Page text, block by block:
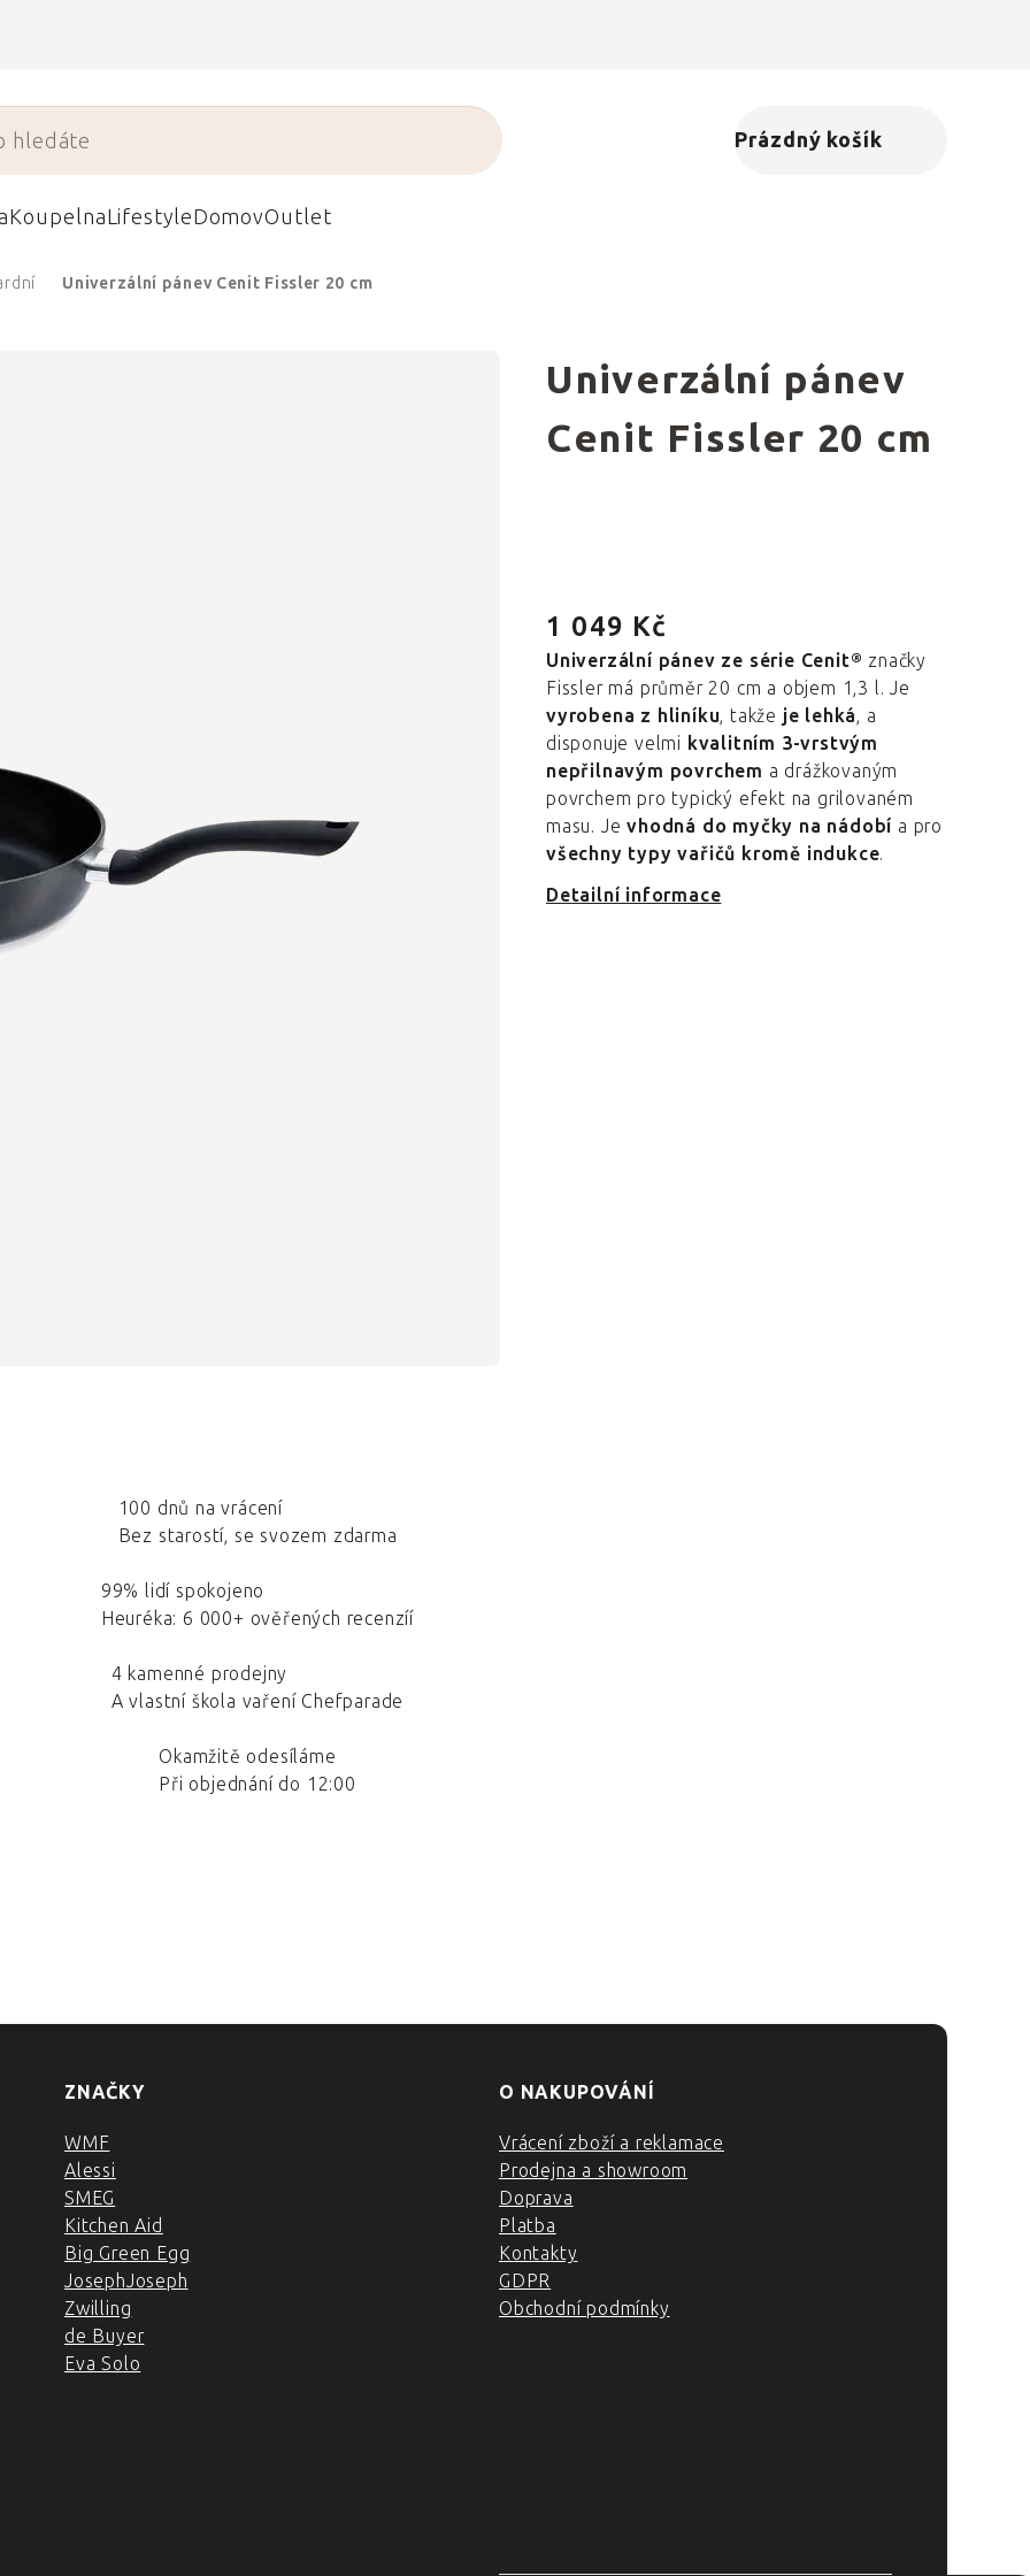
Nákupní košík
Prázdný košík
KoupelnaLifestyleDomovOutlet
Univerzální pánev Cenit Fissler 20 cm
Univerzální pánev
Cenit Fissler 20 cm
1 049 Kč
Univerzální pánev ze série Cenit® značky
Fissler má průměr 20 cm a objem 1,3 l. Je
vyrobena z hliníku, takže je lehká, a
disponuje velmi kvalitním 3-vrstvým
nepřilnavým povrchem a drážkovaným
povrchem pro typický efekt na grilovaném
masu. Jevhodná do myčky na nádobí a pro
všechny typy vařičů kromě indukce.
Detailní informace
100 dnů na vrácení
Bez starostí, se svozem zdarma
99% lidí spokojeno
Heuréka: 6 000+ ověřených recenzíí
4 kamenné prodejny
A vlastní škola vaření Chefparade
Okamžitě odesíláme
Při objednání do 12:00
ZNAČKY
WMF
Alessi
SMEG
Kitchen Aid
Big Green Egg
JosephJoseph
Zwilling
de Buyer
Eva Solo
O NAKUPOVÁNÍ
Vrácení zboží a reklamace
Prodejna a showroom
Doprava
Platba
Kontakty
GDPR
Obchodní podmínky